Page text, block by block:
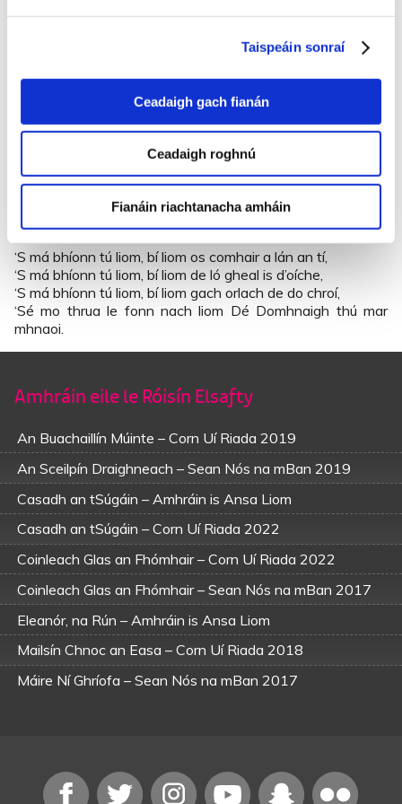
Taispeáin sonraí
Ceadaigh gach fianán
Ceadaigh roghnú
Fianáin riachtanacha amháin
Níor bhreathnaigh mé tharam go híseal, uasal ná go hard,
Nó gur chuir mé cois lena cois agus bhogamar an súistín
S dhá mbeadh spré ag an gcat nach deas lách mar a
phógfaí a bhéal?
Gus an cat nach mbeadh nach fada ó bhaile a sheolfaí é?
Tá iníon na caillí stoithnithe, gliobaithe, cataithe, pioctha,
pósta ó aréir,
S tá mo ghrá-sa sa mbaile is gan duine aici a phógfadh a
‘S má bhíonn tú liom, bí liom os comhair a lán an tí,
‘S má bhíonn tú liom, bí liom de ló gheal is d’oíche,
‘S má bhíonn tú liom, bí liom gach orlach de do chroí,
‘Sé mo thrua le fonn nach liom Dé Domhnaigh thú mar
mhnaoi.
Amhráin eile le Róisín Elsafty
An Buachaillín Múinte – Corn Uí Riada 2019
An Sceilpín Draighneach – Sean Nós na mBan 2019
Casadh an tSúgáin – Amhráin is Ansa Liom
Casadh an tSúgáin – Corn Uí Riada 2022
Coinleach Glas an Fhómhair – Corn Uí Riada 2022
Coinleach Glas an Fhómhair – Sean Nós na mBan 2017
Eleanór, na Rún – Amhráin is Ansa Liom
Mailsín Chnoc an Easa – Corn Uí Riada 2018
Máire Ní Ghríofa – Sean Nós na mBan 2017
Píopa Ainde Mhóir – Sean Nós na mBan 2019